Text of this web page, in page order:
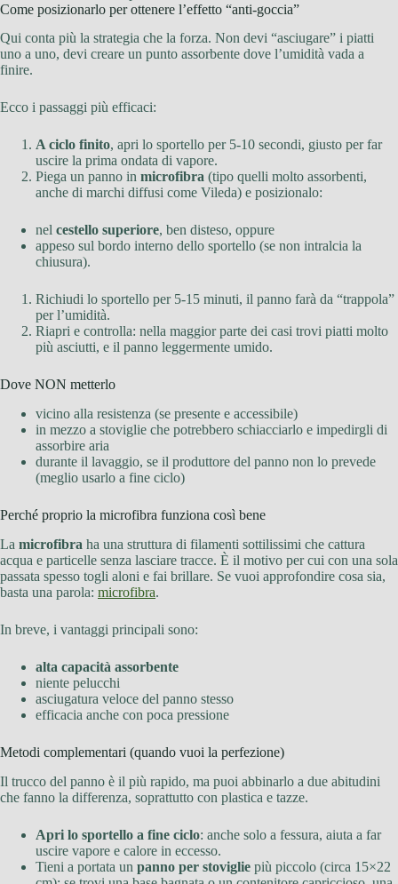
Come posizionarlo per ottenere l’effetto “anti-goccia”
Qui conta più la strategia che la forza. Non devi “asciugare” i piatti
uno a uno, devi creare un punto assorbente dove l’umidità vada a
finire.
Ecco i passaggi più efficaci:
A ciclo finito, apri lo sportello per 5-10 secondi, giusto per far
uscire la prima ondata di vapore.
Piega un panno in microfibra (tipo quelli molto assorbenti,
anche di marchi diffusi come Vileda) e posizionalo:
nel cestello superiore, ben disteso, oppure
appeso sul bordo interno dello sportello (se non intralcia la
chiusura).
Richiudi lo sportello per 5-15 minuti, il panno farà da “trappola”
per l’umidità.
Riapri e controlla: nella maggior parte dei casi trovi piatti molto
più asciutti, e il panno leggermente umido.
Dove NON metterlo
vicino alla resistenza (se presente e accessibile)
in mezzo a stoviglie che potrebbero schiacciarlo e impedirgli di
assorbire aria
durante il lavaggio, se il produttore del panno non lo prevede
(meglio usarlo a fine ciclo)
Perché proprio la microfibra funziona così bene
La microfibra ha una struttura di filamenti sottilissimi che cattura
acqua e particelle senza lasciare tracce. È il motivo per cui con una sola
passata spesso togli aloni e fai brillare. Se vuoi approfondire cosa sia,
basta una parola: microfibra.
In breve, i vantaggi principali sono:
alta capacità assorbente
niente pelucchi
asciugatura veloce del panno stesso
efficacia anche con poca pressione
Metodi complementari (quando vuoi la perfezione)
Il trucco del panno è il più rapido, ma puoi abbinarlo a due abitudini
che fanno la differenza, soprattutto con plastica e tazze.
Apri lo sportello a fine ciclo: anche solo a fessura, aiuta a far
uscire vapore e calore in eccesso.
Tieni a portata un panno per stoviglie più piccolo (circa 15×22